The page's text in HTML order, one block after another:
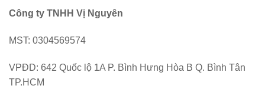
Công ty TNHH Vị Nguyên
MST: 0304569574
VPĐD: 642 Quốc lộ 1A P. Bình Hưng Hòa B Q. Bình Tân
TP.HCM